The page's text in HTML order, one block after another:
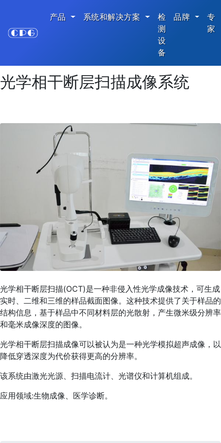
产品 系统和解决方案
检
测
设
备
品牌
专
家
光学相干断层扫描成像系统
光学相干断层扫描成像系统
光学相干断层扫描(OCT)是一种非侵入性光学成像技术，可生成
实时、二维和三维的样品截面图像。这种技术提供了关于样品的
结构信息，基于样品中不同材料层的光散射，产生微米级分辨率
和毫米成像深度的图像。
光学相干断层扫描成像可以被认为是一种光学模拟超声成像，以
降低穿透深度为代价获得更高的分辨率。
该系统由激光光源、扫描电流计、光谱仪和计算机组成。
应用领域:生物成像、医学诊断。